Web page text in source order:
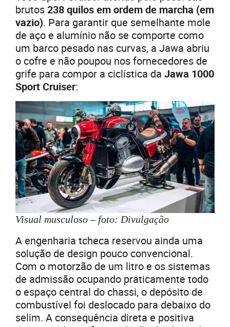
brutos238 quilos em ordem de marcha (em
vazio). Para garantir que semelhante mole
de aço e alumínio não se comporte como
um barco pesado nas curvas, a Jawa abriu
o cofre e não poupou nos fornecedores de
grife para compor a ciclística da Jawa 1000
Sport Cruiser:
Visual musculoso – foto: Divulgação
A engenharia tcheca reservou ainda uma
solução de design pouco convencional.
Com o motorzão de um litro e os sistemas
de admissão ocupando praticamente todo
o espaço central do chassi, o depósito de
combustível foi deslocado para debaixo do
selim. A consequência direta e positiva